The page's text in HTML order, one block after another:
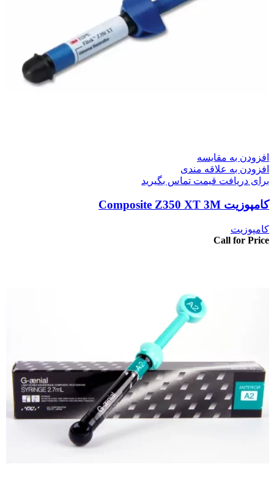
افزودن به مقایسه
افزودن به علاقه مندی
برای دریافت قیمت تماس بگیرید
کامپوزیت Composite Z350 XT 3M
کامپوزیت
Call for Price